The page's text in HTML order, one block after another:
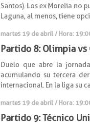
Santos). Los ex Morelia no
Laguna, al menos, tiene
martes 19 de abril / Hora:
Partido 8: Olimpia vs
Duelo que abre la
acumulando su tercera
internacional. En la liga su
martes 19 de abril / Hora:
Partido 9: Técnico